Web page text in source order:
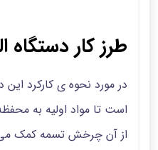
طرز کار دستگاه
در مورد نحوه ی کارکرد این
است تا مواد اولیه به
از آن چرخش تسمه کمک می